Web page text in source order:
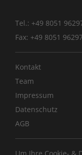
Tel.: +49 8051
Fax: +49 8051
Kontakt
Team
Impressum
Datenschutz
AGB